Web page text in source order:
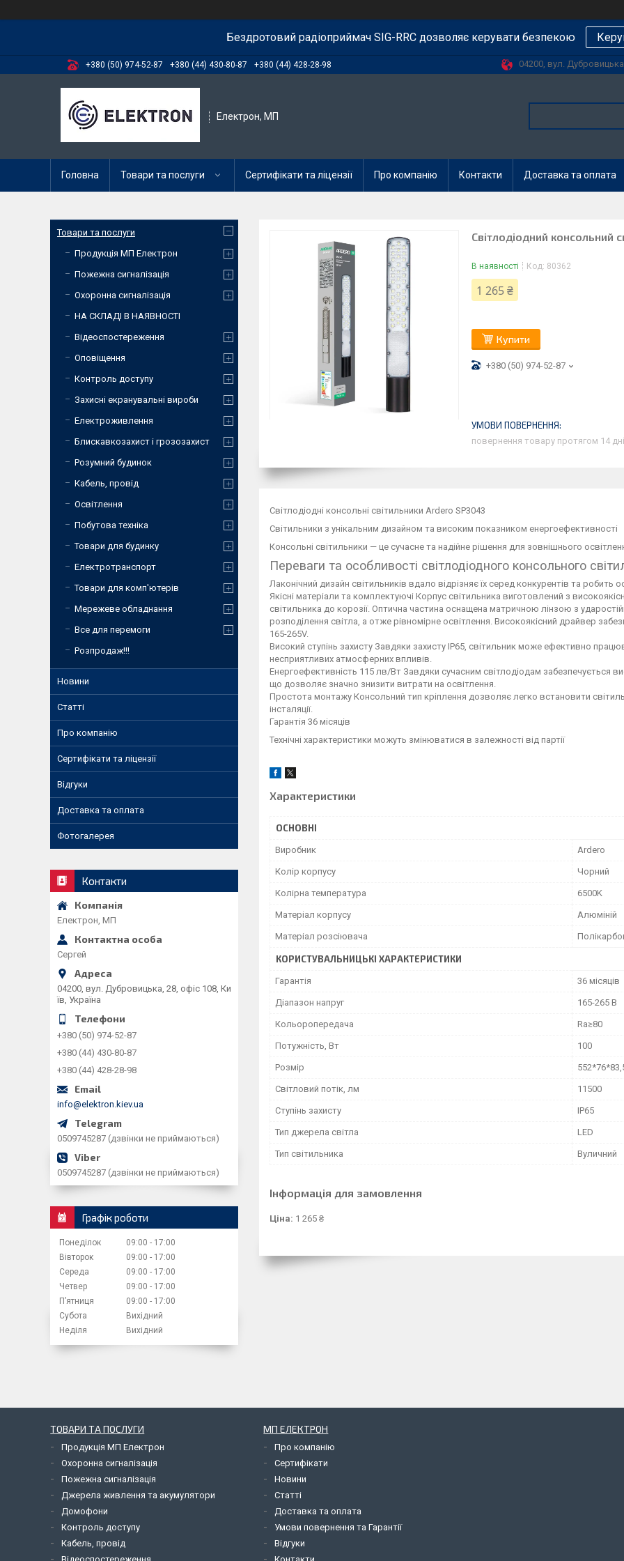
Бездротовий радіоприймач SIG-RRC дозволяє керувати безпекою
+380 (50) 974-52-87 +380 (44) 430-80-87 +380 (44) 428-28-98 04200, вул.
Електрон, МП
Головна Товари та послуги Сертифікати та ліцензії Про компанію Контакти Доставка та оплата
Світлодіодний консольний
В наявності Код: 80362
1 265 ₴
Купити
+380 (50) 974-52-87
повернення товару протягом 14
Світлодіодні консольні світильники Ardero SP3043
Світильники з унікальним дизайном та високим показником енергоефективності
Консольні світильники — це сучасне та надійне рішення для зовнішнього
Переваги та особливості світлодіодного консольного
Лаконічний дизайн світильників вдало відрізняє їх серед конкурентів та робить
Якісні матеріали та комплектуючі Корпус світильника виготовлений з
світильника до корозії. Оптична частина оснащена матричною лінзою з
розподілення світла, а отже рівномірне освітлення. Високоякісний драйвер
165-265V.
Високий ступінь захисту Завдяки захисту IP65, світильник може ефективно
несприятливих атмосферних впливів.
Енергоефективність 115 лв/Вт Завдяки сучасним світлодіодам забезпечується
що дозволяє значно знизити витрати на освітлення.
Простота монтажу Консольний тип кріплення дозволяє легко встановити
інсталяції.
Гарантія 36 місяців
Технічні характеристики можуть змінюватися в залежності від партії
Характеристики
ОСНОВНІ
Виробник Ardero
Колір корпусу Чорний
Колірна температура 6500K
Матеріал корпусу Алюміній
Матеріал розсіювача
КОРИСТУВАЛЬНИЦЬКІ ХАРАКТЕРИСТИКИ
Гарантія 36 місяців
Діапазон напруг 165-265 В
Кольоропередача Ra≥80
Потужність, Вт 100
Розмір
Світловий потік, лм 11500
Ступінь захисту IP65
Тип джерела світла LED
Тип світильника Вуличний
Інформація для замовлення
Ціна: 1 265 ₴
Товари та послуги
Продукція МП Електрон
Пожежна сигналізація
Охоронна сигналізація
НА СКЛАДІ В НАЯВНОСТІ
Відеоспостереження
Оповіщення
Контроль доступу
Захисні екранувальні вироби
Електроживлення
Блискавкозахист і грозозахист
Розумний будинок
Кабель, провід
Освітлення
Побутова техніка
Товари для будинку
Електротранспорт
Товари для комп'ютерів
Мережеве обладнання
Все для перемоги
Розпродаж!!!
Новини
Статті
Про компанію
Сертифікати та ліцензії
Відгуки
Доставка та оплата
Фотогалерея
Контакти
Електрон, МП
Сергей
04200, вул. Дубровицька, 28, офіс 108, Ки
їв, Україна
+380 (50) 974-52-87
+380 (44) 430-80-87
+380 (44) 428-28-98
info@elektron.kiev.ua
0509745287 (дзвінки не приймаються)
0509745287 (дзвінки не приймаються)
Графік роботи
Понеділок 09:00
17:00
Вівторок
09:00
17:00
Середа
09:00
17:00
Четвер
09:00
17:00
Пʼятниця
09:00
17:00
Субота
Вихідний
Неділя
Вихідний
ТОВАРИ ТА ПОСЛУГИ
Продукція МП Електрон
Охоронна сигналізація
Пожежна сигналізація
Джерела живлення та акумулятори
Домофони
Контроль доступу
Кабель, провід
МП ЕЛЕКТРОН
Про компанію
Сертифікати
Новини
Статті
Доставка та оплата
Умови повернення та Гарантії
Відгуки